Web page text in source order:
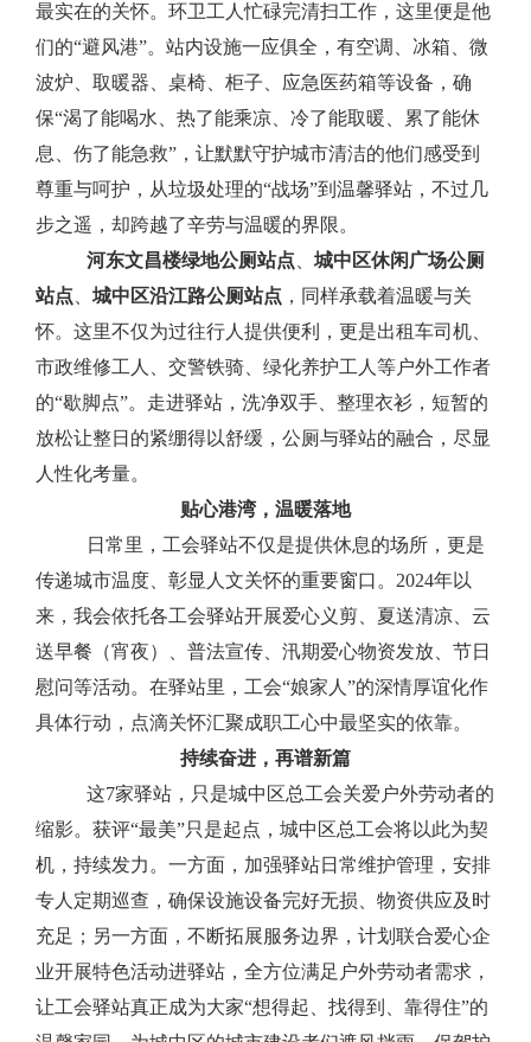
最实在的关怀。环卫工人忙碌完清扫工作，这里便是他
们的“避风港”。站内设施一应俱全，有空调、冰箱、微
波炉、取暖器、桌椅、柜子、应急医药箱等设备，确
保“渴了能喝水、热了能乘凉、冷了能取暖、累了能休
息、伤了能急救” ， 让默默守护城市清洁的他们感受到
尊重与呵护，从垃圾处理的“战场”到温馨驿站，不过几
步之遥，却跨越了辛劳与温暖的界限。
河东文昌楼绿地公厕站点
城中区休闲广场公厕
站点
城中区沿江路公厕站点 ， 同样承载着温暖与关
怀。 这里不仅为过往行人提供便利，更是出租车司机、
市政维修工人、交警铁骑、绿化养护工人等户外工作者
的“歇脚点”。 走进驿站，洗净双手、整理衣衫，短暂的
放松让整日的紧绷得以舒缓，公厕与驿站的融合，尽显
人性化考量。
贴心港湾，温暖落地
日常里， 工会驿站不仅是提供休息的场所，更是
传递城市温度、彰显人文关怀的重要窗口 。 2024年以
来，我会依托各工会驿站开展爱心义剪、夏送清凉、云
送早餐（宵夜）、普法宣传、汛期爱心物资发放、节日
慰问等活动。在驿站里，工会“娘家人”的深情厚谊化作
具体行动，点滴关怀汇聚成职工心中最坚实的依靠。
持续奋进，再谱新篇
这7家驿站，只是城中区总工会关爱户外劳动者的
缩影。获评“最美”只是起点，城中区总工会将以此为契
机，持续发力。一方面，加强驿站日常维护管理，安排
专人定期巡查，确保设施设备完好无损、物资供应及时
充足；另一方面，不断拓展服务边界，计划联合爱心企
业开展特色活动进驿站，全方位满足户外劳动者需求，
让工会驿站真正成为大家“想得起、找得到、靠得住”的